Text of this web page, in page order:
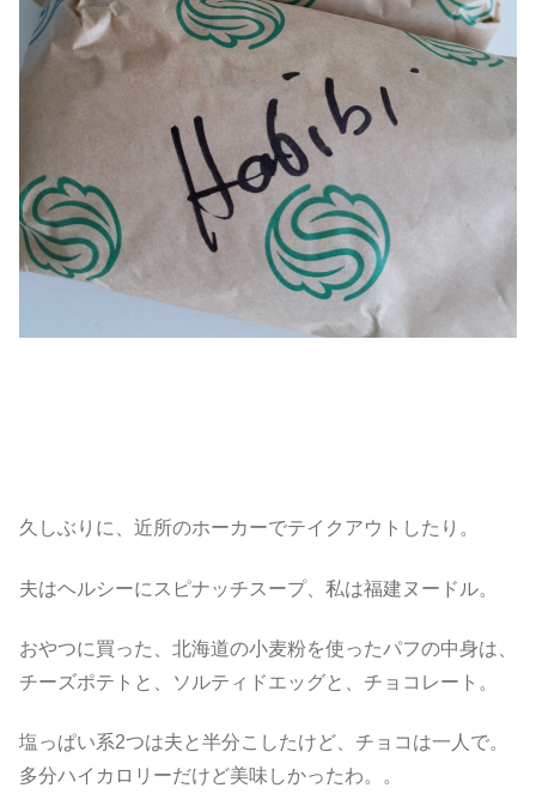
久しぶりに、近所のホーカーでテイクアウトしたり。
夫はヘルシーにスピナッチスープ、私は福建ヌードル。
おやつに買った、北海道の小麦粉を使ったパフの中身は、
チーズポテトと、ソルティドエッグと、チョコレート。
塩っぱい系2つは夫と半分こしたけど、チョコは一人で。
多分ハイカロリーだけど美味しかったわ。。